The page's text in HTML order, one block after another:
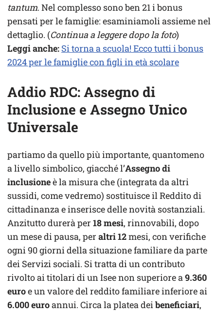
tantum. Nel complesso sono ben 21i bonus
pensati per le famiglie: esaminiamoli assieme nel
dettaglio. (Continua a leggere dopo la foto)
Leggi anche: Si torna a scuola! Ecco tutti i bonus
2024 per le famiglie con figli in età scolare
Addio RDC: Assegno di
Inclusione e Assegno Unico
Universale
partiamo da quello più importante, quantomeno
a livello simbolico, giacché l’Assegno di
inclusioneè la misura che (integrata da altri
sussidi, come vedremo) sostituisce il Reddito di
cittadinanza e inserisce delle novità sostanziali.
Anzitutto durerà per 18 mesi, rinnovabili, dopo
un mese di pausa, per altri 12mesi, con verifiche
ogni 90 giorni della situazione familiare da parte
dei Servizi sociali. Si tratta di un contributo
rivolto ai titolari di un Isee non superiore a9.360
euroe un valore del reddito familiare inferiore ai
6.000 euroannui. Circa la platea deibeneficiari,